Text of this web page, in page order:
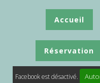
Accueil
Réservation
Facebook est désactivé.